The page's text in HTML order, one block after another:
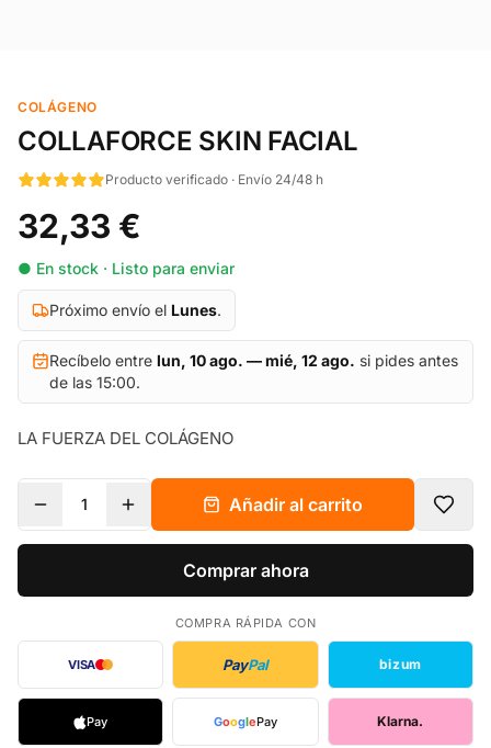
COLÁGENO
COLLAFORCE SKIN FACIAL
Producto verificado · Envío 24/48 h
32,33 €
● En stock · Listo para enviar
Próximo envío el Lunes.
Recíbelo entre lun, 10 ago. — mié, 12 ago. si pides antes
de las 15:00.
LA FUERZA DEL COLÁGENO
1 Añadir al carrito
Comprar ahora
COMPRA RÁPIDA CON
VISA PayPal bizum
Pay GooglePay Klarna.